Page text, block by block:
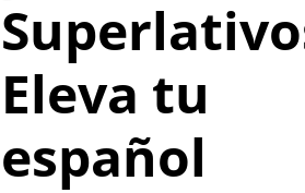
Eleva tu
español